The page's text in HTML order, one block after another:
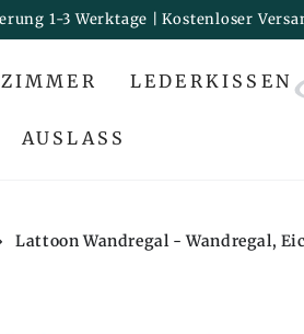
1-3 Werktage | Kostenloser
ZIMMER LEDERKISSEN
AUSLASS
Lattoon Wandregal - Wandregal,